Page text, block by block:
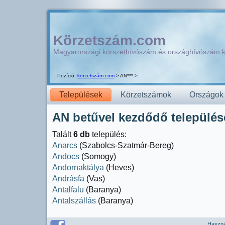
Pozíció: körzetszám.com > AN*** >
Körzetszám.com
Magyarországi körszethívószám és országhívószám
Települések Körzetszámok Országok
AN betűvel kezdődő
Talált6 db település:
Anarcs (Szabolcs-Szatmár-Bereg)
Andocs (Somogy)
Andornaktálya (Heves)
Andrásfa (Vas)
Antalfalu (Baranya)
Antalszállás (Baranya)